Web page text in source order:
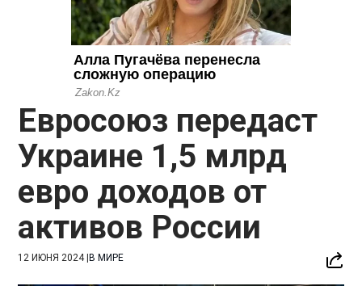
Евросоюз передаст
Украине 1,5 млрд
евро доходов от
активов России
12 ИЮНЯ 2024|В МИРЕ